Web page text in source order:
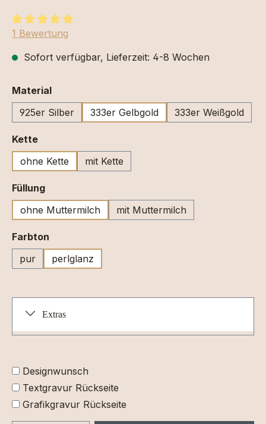
Durchschnittliche Bewertung von 5 von 5 Sternen
1 Bewertung
Sofort verfügbar, Lieferzeit: 4-8 Wochen
Materialauswählen
925er Silber
333er Gelbgold 333er Weißgold
Ketteauswählen
ohne Kette
mit Kette
Füllungauswählen
ohne Muttermilch
mit Muttermilch
Farbton
pur
perlglanz
Extras
Designwunsch
Textgravur Rückseite
Grafikgravur Rückseite